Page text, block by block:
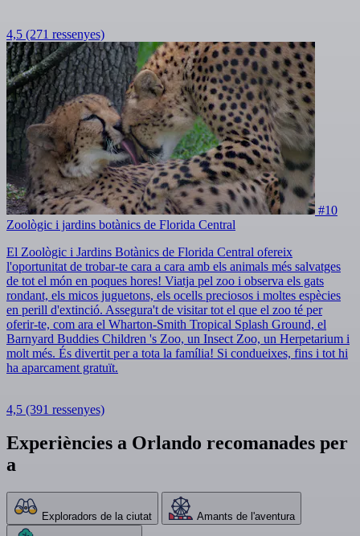
4,5 (271 ressenyes)
#10
Zoològic i jardins botànics de Florida Central
El Zoològic i Jardins Botànics de Florida Central ofereix
l'oportunitat de trobar-te cara a cara amb els animals més salvatges
de tot el món en poques hores! Viatja pel zoo i observa els gats
rondant, els micos juguetons, els ocells preciosos i moltes espècies
en perill d'extinció. Assegura't de visitar tot el que el zoo té per
oferir-te, com ara el Wharton-Smith Tropical Splash Ground, el
Barnyard Buddies Children 's Zoo, un Insect Zoo, un Herpetarium i
molt més. És divertit per a tota la família! Si condueixes, fins i tot hi
ha aparcament gratuït.
4,5 (391 ressenyes)
Experiències a Orlando recomanades per
a
Exploradors de la ciutat Amants de l'aventura